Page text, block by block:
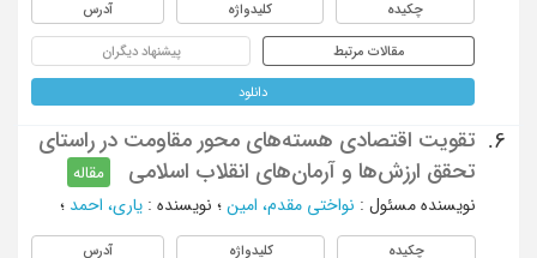
چکیده کلیدواژه آدرس
مقالات مرتبط پیشنهاد دیگران
دانلود
6.
تقویت اقتصادی هسته‌‌های محور مقاومت در راستای
تحقق ارزش‌ها و آرمان‌های انقلاب اسلامی
مقاله
نویسنده مسئول : نواختی مقدم، امین ؛ نویسنده : یاری، احمد ؛
چکیده کلیدواژه آدرس